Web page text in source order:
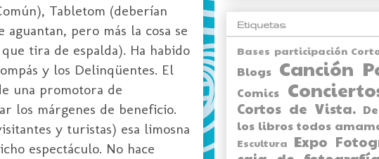
Tabletom (deberían
pero más la cosa se
tira de espalda). Ha habido
y los Delinqüentes. El
una promotora de
los márgenes de beneficio.
y turistas) esa limosna
espectáculo. No hace
Etiquetas
Bases participación
Blogs Canción
Comics
Cortos de Vista.
los libros todos
Escultura Expo